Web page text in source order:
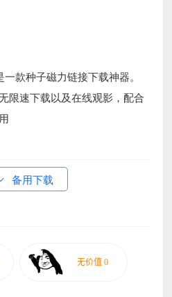
一款种子磁力链接下载神器。
限速下载以及在线观影，配合
备用下载